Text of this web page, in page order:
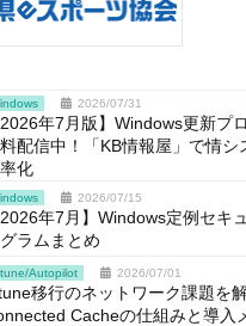
2026/07/31
2026年7月版】Windows更新プ
配信中！「KB情報屋」で情シ
化
2026/07/15
2026年7月】Windows定例セキ
ラムまとめ
Autopilot 2026/07/01
移行のネットワーク課題を
Cacheの仕組みと導入